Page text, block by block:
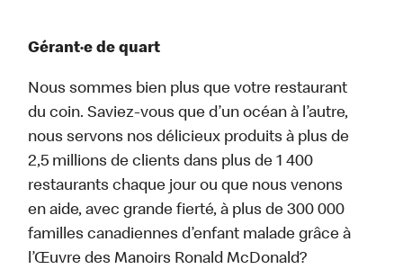
Gérant·e de quart
Nous sommes bien plus que votre restaurant
du coin. Saviez-vous que d’un océan à l’autre,
nous servons nos délicieux produits à plus de
2,5 millions de clients dans plus de 1 400
restaurants chaque jour ou que nous venons
en aide, avec grande fierté, à plus de 300 000
familles canadiennes d’enfant malade grâce à
l’Œuvre des Manoirs Ronald McDonald?